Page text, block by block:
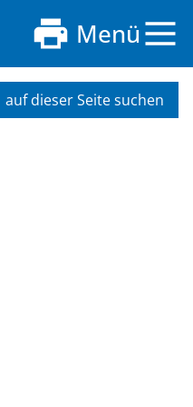
Menü
auf dieser Seite suchen